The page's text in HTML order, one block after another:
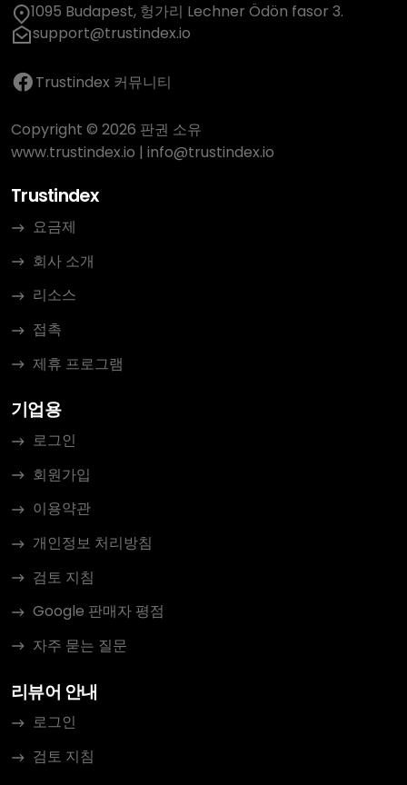
1095 Budapest, 헝가리 Lechner Ödön fasor 3.
support@trustindex.io
Trustindex 커뮤니티
Copyright © 2026 판권 소유
www.trustindex.io | info@trustindex.io
Trustindex
요금제
회사 소개
리소스
접촉
제휴 프로그램
기업용
로그인
회원가입
이용약관
개인정보 처리방침
검토 지침
Google 판매자 평점
자주 묻는 질문
리뷰어 안내
로그인
검토 지침